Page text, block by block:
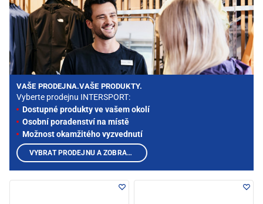
VAŠE PRODEJNA.VAŠE PRODUKTY.
Vyberte prodejnu INTERSPORT:
Dostupné produkty ve vašem okolí
Osobní poradenství na místě
Možnost okamžitého vyzvednutí
VYBRAT PRODEJNU A ZOBRAZIT PRODUKTY